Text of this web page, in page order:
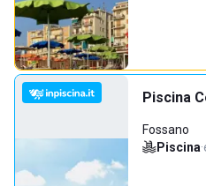
Piscina
Fossano
Piscina·